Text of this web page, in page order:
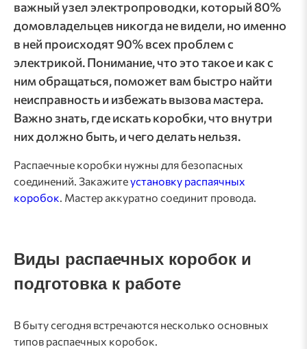
важный узел электропроводки, который 80%
домовладельцев никогда не видели, но именно
в ней происходят 90% всех проблем с
электрикой. Понимание, что это такое и как с
ним обращаться, поможет вам быстро найти
неисправность и избежать вызова мастера.
Важно знать, где искать коробки, что внутри
них должно быть, и чего делать нельзя.
Распаечные коробки нужны для безопасных
соединений. Закажитеустановку распаячных
коробок. Мастер аккуратно соединит провода.
Виды распаечных коробок и
подготовка к работе
В быту сегодня встречаются несколько основных
типов распаечных коробок.